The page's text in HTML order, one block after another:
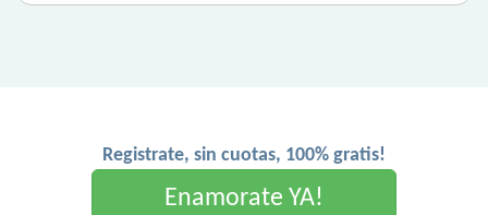
Registrate, sin cuotas, 100% gratis!
Enamorate YA!